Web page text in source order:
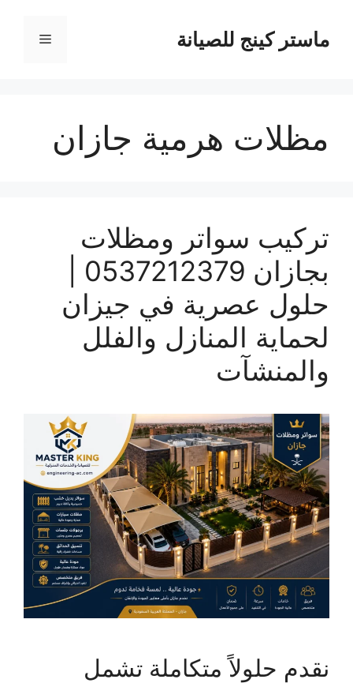
المحتوىماستر كينج للصيانة القائمة
مظلات هرمية جازان
تركيب سواتر ومظلات
حلول عصرية في جيزان
لحماية المنازل والفلل
والمنشآت
نقدم حلولاً متكاملة تشمل